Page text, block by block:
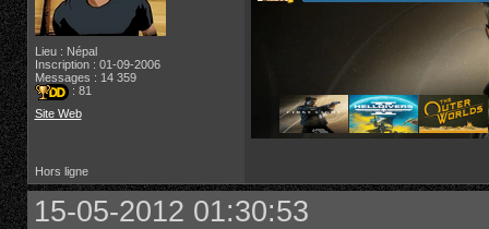
Lieu : Népal
Inscription : 01-09-2006
Messages : 14 359
: 81
Site Web
Hors ligne
15-05-2012 01:30:53